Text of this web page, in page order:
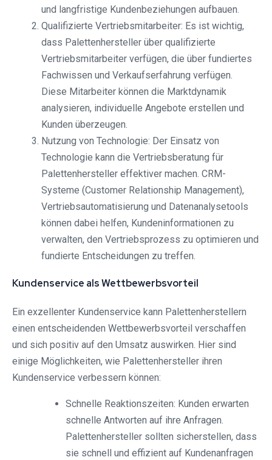
und langfristige Kundenbeziehungen aufbauen.
Qualifizierte Vertriebsmitarbeiter: Es ist wichtig,
dass Palettenhersteller über qualifizierte
Vertriebsmitarbeiter verfügen, die über fundiertes
Fachwissen und Verkaufserfahrung verfügen.
Diese Mitarbeiter können die Marktdynamik
analysieren, individuelle Angebote erstellen und
Kunden überzeugen.
Nutzung von Technologie: Der Einsatz von
Technologie kann die Vertriebsberatung für
Palettenhersteller effektiver machen. CRM-
Systeme (Customer Relationship Management),
Vertriebsautomatisierung und Datenanalysetools
können dabei helfen, Kundeninformationen zu
verwalten, den Vertriebsprozess zu optimieren und
fundierte Entscheidungen zu treffen.
Kundenservice als Wettbewerbsvorteil
Ein exzellenter Kundenservice kann Palettenherstellern
einen entscheidenden Wettbewerbsvorteil verschaffen
und sich positiv auf den Umsatz auswirken. Hier sind
einige Möglichkeiten, wie Palettenhersteller ihren
Kundenservice verbessern können:
Schnelle Reaktionszeiten: Kunden erwarten
schnelle Antworten auf ihre Anfragen.
Palettenhersteller sollten sicherstellen, dass
sie schnell und effizient auf Kundenanfragen